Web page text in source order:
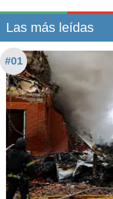
Las más leídas
#01